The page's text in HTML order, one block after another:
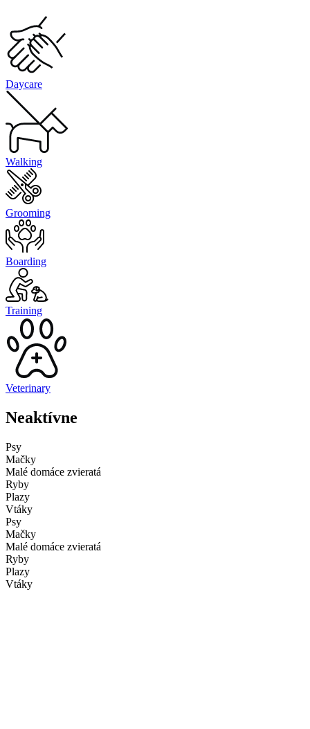
Daycare
Walking
Grooming
Boarding
Training
Veterinary
Neaktívne
Psy
Mačky
Malé domáce zvieratá
Ryby
Plazy
Vtáky
Psy
Mačky
Malé domáce zvieratá
Ryby
Plazy
Vtáky